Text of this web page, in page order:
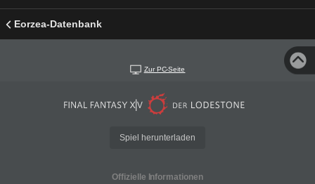
Eorzea-Datenbank
Zur PC-Seite
Spiel herunterladen
Offizielle Informationen